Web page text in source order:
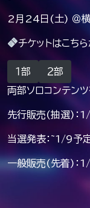
2月24日(土) ＠
チケットはこち
１部
２部
両部ソロコンテン
先行販売(抽選)
当選発表：~1/9予
一般販売(先着)